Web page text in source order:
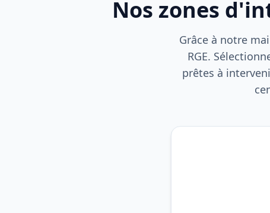
Nos zones
Grâce à notre
RGE.
prêtes à